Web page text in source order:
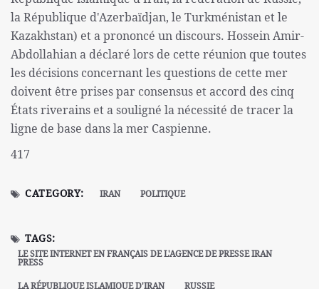
la République d'Azerbaïdjan, le Turkménistan et le
Kazakhstan) et a prononcé un discours. Hossein Amir-
Abdollahian a déclaré lors de cette réunion que toutes
les décisions concernant les questions de cette mer
doivent être prises par consensus et accord des cinq
États riverains et a souligné la nécessité de tracer la
ligne de base dans la mer Caspienne.
417
CATEGORY: IRAN POLITIQUE
TAGS:
LE SITE INTERNET EN FRANÇAIS DE L'AGENCE DE PRESSE IRAN
PRESS
LA RÉPUBLIQUE ISLAMIQUE D'IRAN
RUSSIE